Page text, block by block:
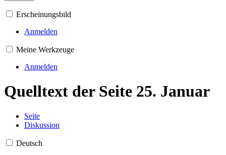
Erscheinungsbild
Anmelden
Meine Werkzeuge
Anmelden
Quelltext der Seite 25. Januar
Seite
Diskussion
Deutsch